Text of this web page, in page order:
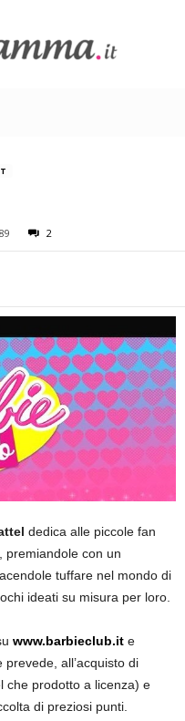
2
dedica alle piccole fan
premiandole con un
tuffare nel mondo di
ideati su misura per loro.
www.barbieclub.it e
all’acquisto di
che prodotto a licenza) e
di preziosi punti.